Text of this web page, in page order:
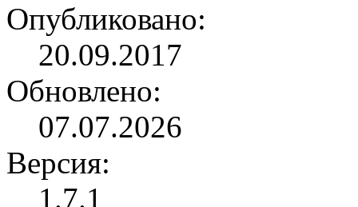
Опубликовано:
20.09.2017
Обновлено:
07.07.2026
Версия:
1.7.1